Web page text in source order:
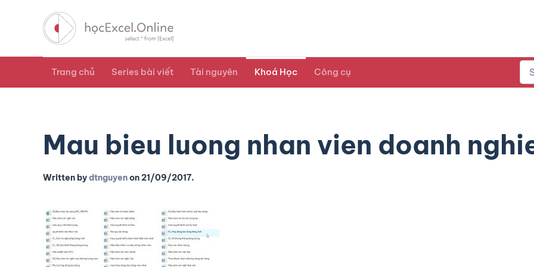
Trang chủ Series bài viết Tài nguyên Khoá Học Công cụ
Mau bieu luong nhan vien doanh
Written bydtnguyenon21/09/2017.